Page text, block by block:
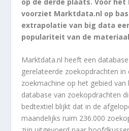
voorziet Marktdata.nl op
extrapolatie van big data
populariteit van de
Marktdata.nl heeft een
gerelateerde zoekopdrachten in
zoekmachine op het gebied van
database van zoekopdrachten
bedtextiel blijkt dat in de
maandelijks ruim 236.000